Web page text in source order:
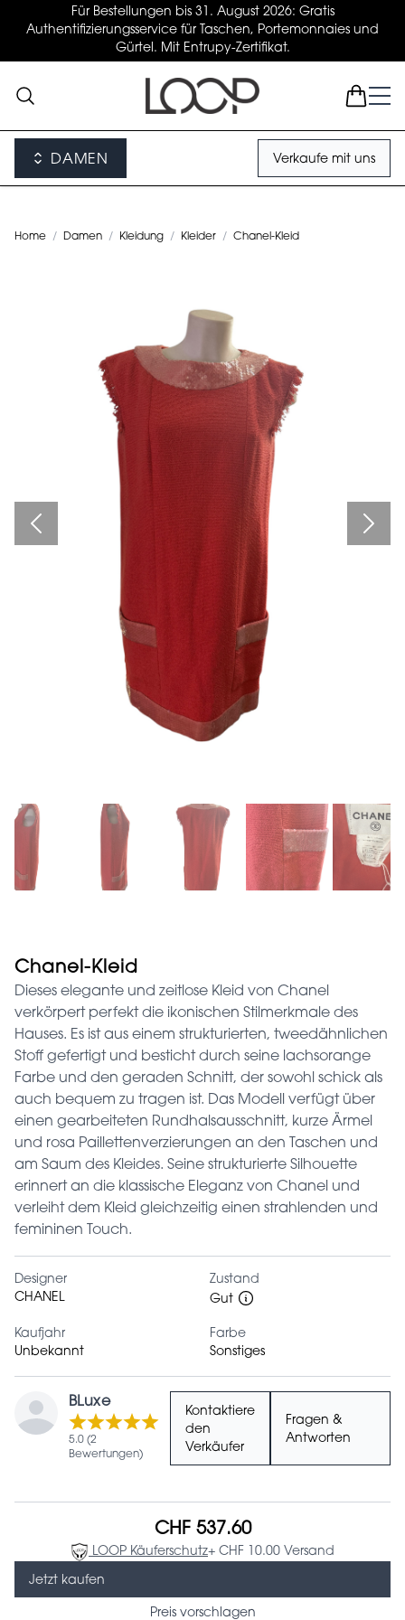
Für Bestellungen bis 31. August 2026: Gratis
Authentifizierungsservice für Taschen, Portemonnaies und
Gürtel. Mit Entrupy-Zertifikat.
DAMEN Verkaufe mit uns
Home / Damen / Kleidung / Kleider / Chanel-Kleid
Chanel-Kleid
Dieses elegante und zeitlose Kleid von Chanel
verkörpert perfekt die ikonischen Stilmerkmale des
Hauses. Es ist aus einem strukturierten, tweedähnlichen
Stoff gefertigt und besticht durch seine lachsorange
Farbe und den geraden Schnitt, der sowohl schick als
auch bequem zu tragen ist. Das Modell verfügt über
einen gearbeiteten Rundhalsausschnitt, kurze Ärmel
und rosa Paillettenverzierungen an den Taschen und
am Saum des Kleides. Seine strukturierte Silhouette
erinnert an die klassische Eleganz von Chanel und
verleiht dem Kleid gleichzeitig einen strahlenden und
femininen Touch.
Designer
CHANEL
Zustand
Gut
Kaufjahr
Unbekannt
Farbe
Sonstiges
BLuxe
5.0 (2
Bewertungen)
Kontaktiere
den
Verkäufer
Fragen &
Antworten
CHF 537.60
LOOP Käuferschutz+ CHF 10.00 Versand
Jetzt kaufen
Preis vorschlagen